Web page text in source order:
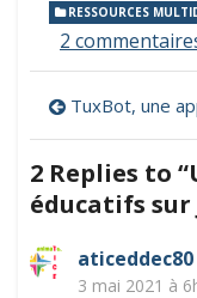
RESSOURCES
2
de
l’article
TuxBot, une application pour s’initier de manière
2 Replies to “
éducatifs sur
aticeddec80
3 mai 2021 à